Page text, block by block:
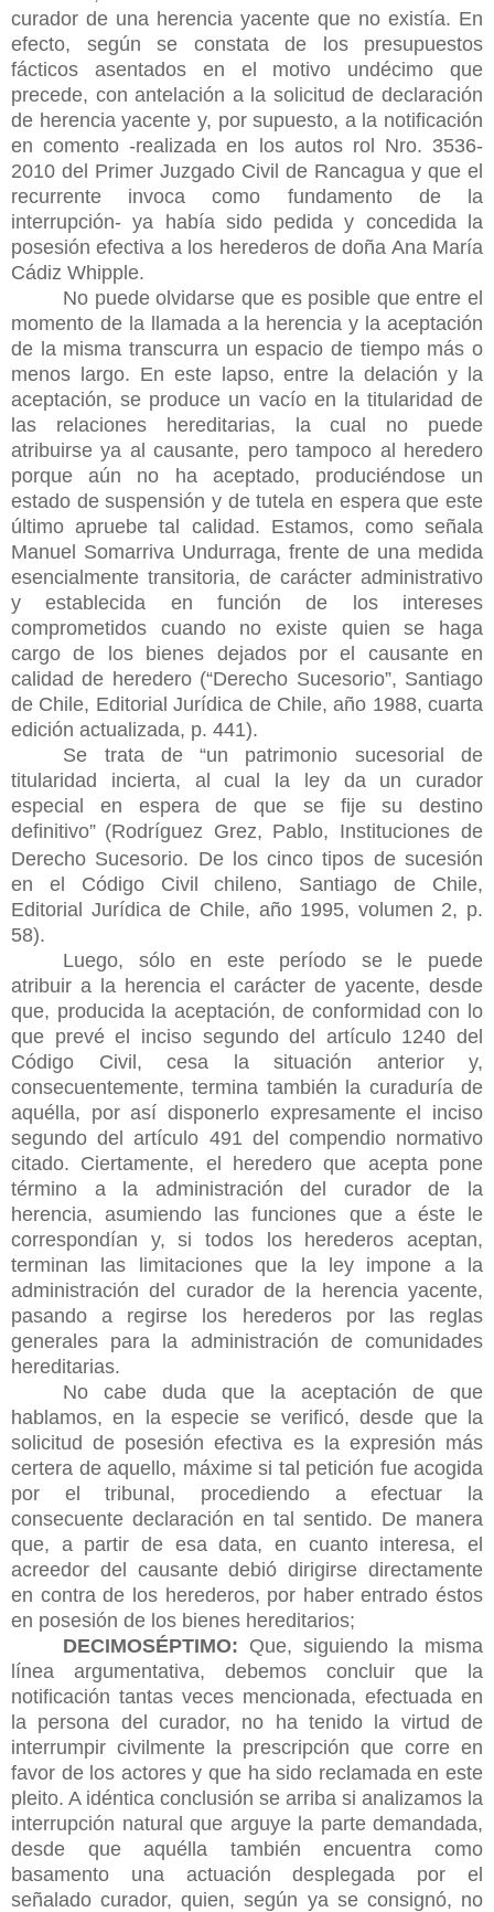
curador de una herencia yacente que no existía. En
efecto, según se constata de los presupuestos
fácticos asentados en el motivo undécimo que
precede, con antelación a la solicitud de declaración
de herencia yacente y, por supuesto, a la notificación
en comento -realizada en los autos rol Nro. 3536-
2010 del Primer Juzgado Civil de Rancagua y que el
recurrente invoca como fundamento de la
interrupción- ya había sido pedida y concedida la
posesión efectiva a los herederos de doña Ana María
Cádiz Whipple.
No puede olvidarse que es posible que entre el
momento de la llamada a la herencia y la aceptación
de la misma transcurra un espacio de tiempo más o
menos largo. En este lapso, entre la delación y la
aceptación, se produce un vacío en la titularidad de
las relaciones hereditarias, la cual no puede
atribuirse ya al causante, pero tampoco al heredero
porque aún no ha aceptado, produciéndose un
estado de suspensión y de tutela en espera que este
último apruebe tal calidad. Estamos, como señala
Manuel Somarriva Undurraga, frente de una medida
esencialmente transitoria, de carácter administrativo
y establecida en función de los intereses
comprometidos cuando no existe quien se haga
cargo de los bienes dejados por el causante en
calidad de heredero (“Derecho Sucesorio”, Santiago
de Chile, Editorial Jurídica de Chile, año 1988, cuarta
edición actualizada, p. 441).
Se trata de “un patrimonio sucesorial de
titularidad incierta, al cual la ley da un curador
especial en espera de que se fije su destino
definitivo” (Rodríguez Grez, Pablo, Instituciones de
Derecho Sucesorio. De los cinco tipos de sucesión
en el Código Civil chileno, Santiago de Chile,
Editorial Jurídica de Chile, año 1995, volumen 2, p.
58).
Luego, sólo en este período se le puede
atribuir a la herencia el carácter de yacente, desde
que, producida la aceptación, de conformidad con lo
que prevé el inciso segundo del artículo 1240 del
Código Civil, cesa la situación anterior y,
consecuentemente, termina también la curaduría de
aquélla, por así disponerlo expresamente el inciso
segundo del artículo 491 del compendio normativo
citado. Ciertamente, el heredero que acepta pone
término a la administración del curador de la
herencia, asumiendo las funciones que a éste le
correspondían y, si todos los herederos aceptan,
terminan las limitaciones que la ley impone a la
administración del curador de la herencia yacente,
pasando a regirse los herederos por las reglas
generales para la administración de comunidades
hereditarias.
No cabe duda que la aceptación de que
hablamos, en la especie se verificó, desde que la
solicitud de posesión efectiva es la expresión más
certera de aquello, máxime si tal petición fue acogida
por el tribunal, procediendo a efectuar la
consecuente declaración en tal sentido. De manera
que, a partir de esa data, en cuanto interesa, el
acreedor del causante debió dirigirse directamente
en contra de los herederos, por haber entrado éstos
en posesión de los bienes hereditarios;
DECIMOSÉPTIMO: Que, siguiendo la misma
línea argumentativa, debemos concluir que la
notificación tantas veces mencionada, efectuada en
la persona del curador, no ha tenido la virtud de
interrumpir civilmente la prescripción que corre en
favor de los actores y que ha sido reclamada en este
pleito. A idéntica conclusión se arriba si analizamos la
interrupción natural que arguye la parte demandada,
desde que aquélla también encuentra como
basamento una actuación desplegada por el
señalado curador, quien, según ya se consignó, no